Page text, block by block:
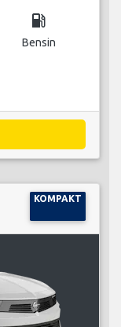
local_gas_station
Bensin
KOMPAKT